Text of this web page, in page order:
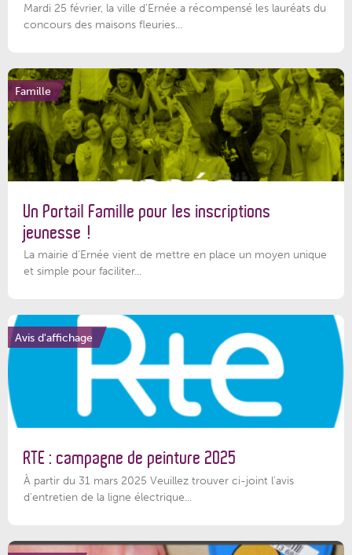
Mardi 25 février, la ville d'Ernée a récompensé les lauréats du
concours des maisons fleuries...
Famille
Un Portail Famille pour les inscriptions
jeunesse !
La mairie d’Ernée vient de mettre en place un moyen unique
et simple pour faciliter...
Avis d'affichage
RTE : campagne de peinture 2025
À partir du 31 mars 2025 Veuillez trouver ci-joint l'avis
d'entretien de la ligne électrique...